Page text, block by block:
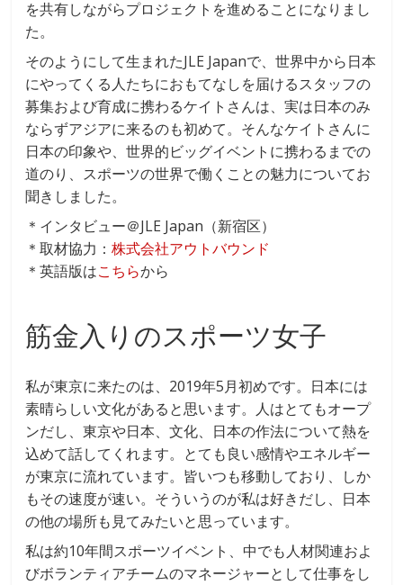
を共有しながらプロジェクトを進めることになりまし
た。
そのようにして生まれたJLE Japanで、世界中から日本
にやってくる人たちにおもてなしを届けるスタッフの
募集および育成に携わるケイトさんは、実は日本のみ
ならずアジアに来るのも初めて。そんなケイトさんに
日本の印象や、世界的ビッグイベントに携わるまでの
道のり、スポーツの世界で働くことの魅力についてお
聞きしました。
＊インタビュー＠JLE Japan（新宿区）
＊取材協力：株式会社アウトバウンド
＊英語版はこちらから
筋金入りのスポーツ女子
私が東京に来たのは、2019年5月初めです。日本には
素晴らしい文化があると思います。人はとてもオープ
ンだし、東京や日本、文化、日本の作法について熱を
込めて話してくれます。とても良い感情やエネルギー
が東京に流れています。皆いつも移動しており、しか
もその速度が速い。そういうのが私は好きだし、日本
の他の場所も見てみたいと思っています。
私は約10年間スポーツイベント、中でも人材関連およ
びボランティアチームのマネージャーとして仕事をし